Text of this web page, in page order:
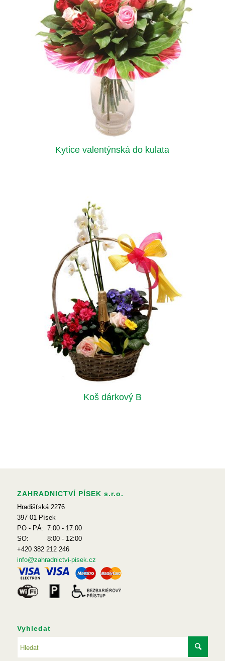
Kytice valentýnská do kulata
Koš dárkový B
ZAHRADNICTVÍ PÍSEK s.r.o.
Hradišťská 2276
397 01 Písek
PO - PÁ: 7:00 - 17:00
SO:
8:00 - 12:00
+420 382 212 246
info@zahradnictvi-pisek.cz
Vyhledat